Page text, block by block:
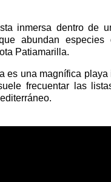
inmersa dentro de
abundan especies
Patiamarilla.
es una magnífica playa
frecuentar las